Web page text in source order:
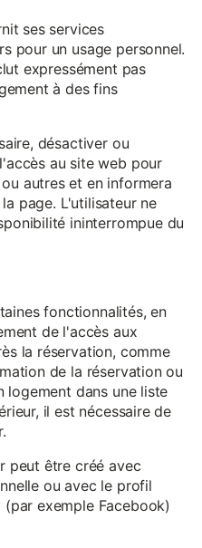
ses services
pour un usage personnel.
expressément pas
à des fins
désactiver ou
au site web pour
autres et en informera
page. L'utilisateur ne
ininterrompue du
fonctionnalités, en
de l'accès aux
la réservation, comme
de la réservation ou
logement dans une liste
il est nécessaire de
peut être créé avec
ou avec le profil
exemple Facebook)